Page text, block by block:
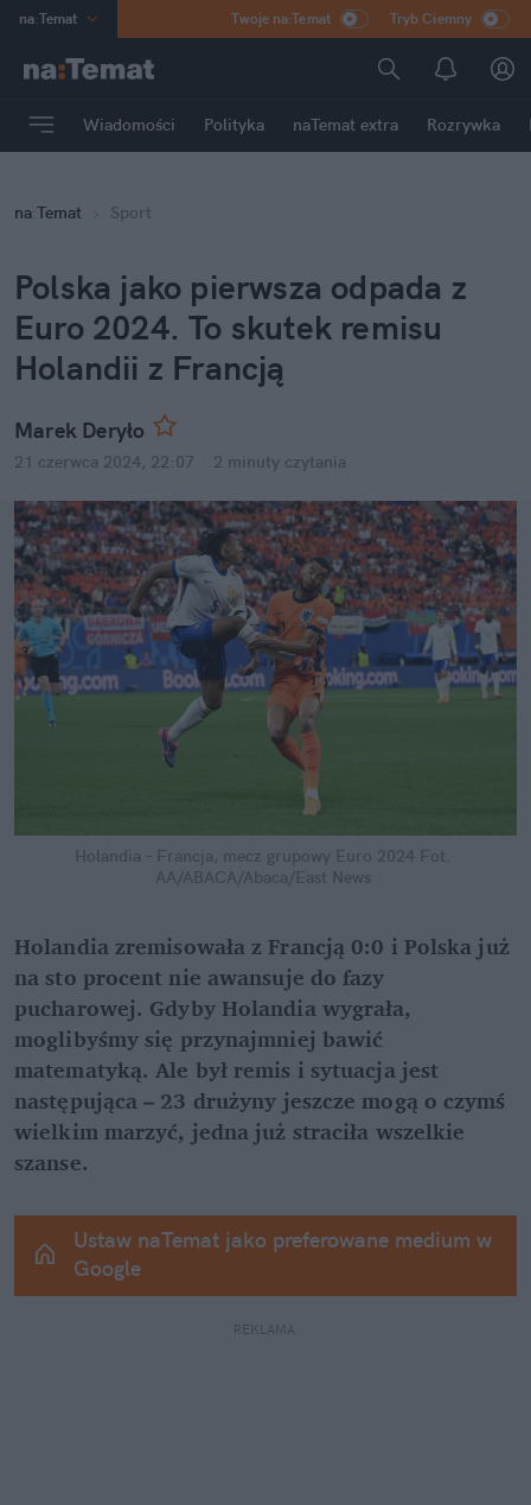
na:Temat
Poland
mama
Rozrywka
Twoje na:Temat Tryb Ciemny
Wiadomości Polityka naTemat extra Rozrywka
na:Temat Sport
Polska jako pierwsza odpada z
Euro 2024. To skutek remisu
Holandii z Francją
Marek Deryło
21 czerwca 2024, 22:07 2 minuty czytania
Holandia – Francja, mecz grupowy Euro 2024 Fot.
AA/ABACA/Abaca/East News
Holandia zremisowała z Francją 0:0 i Polska już
na sto procent nie awansuje do fazy
pucharowej. Gdyby Holandia wygrała,
moglibyśmy się przynajmniej bawić
matematyką. Ale był remis i sytuacja jest
następująca – 23 drużyny jeszcze mogą o czymś
wielkim marzyć, jedna już straciła wszelkie
szanse.
Ustaw naTemat jako preferowane medium w
Google
REKLAMA